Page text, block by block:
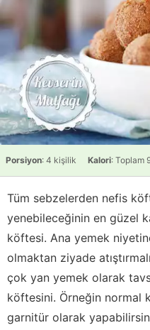
Porsiyon: 4 kişilik Kalori: Toplam
Tüm sebzelerden nefis
yenebileceğinin en güzel
köftesi. Ana yemek
olmaktan ziyade
çok yan yemek olarak
köftesini. Örneğin normal
garnitür olarak